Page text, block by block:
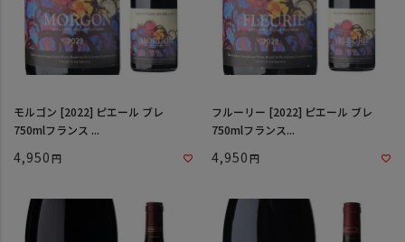
モルゴン [2022] ピエール ブレ
750mlフランス ...
4,950
フルーリー [2022] ピエール ブレ
750mlフランス...
4,950